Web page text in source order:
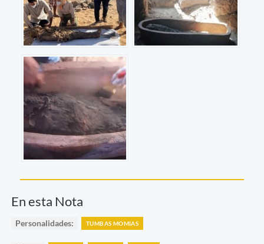
En esta Nota
Personalidades: TUMBAS MOMIAS